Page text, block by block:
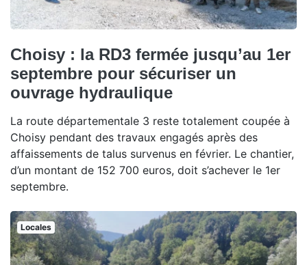
Choisy : la RD3 fermée jusqu’au 1er
septembre pour sécuriser un
ouvrage hydraulique
La route départementale 3 reste totalement coupée à
Choisy pendant des travaux engagés après des
affaissements de talus survenus en février. Le chantier,
d’un montant de 152 700 euros, doit s’achever le 1er
septembre.
Locales